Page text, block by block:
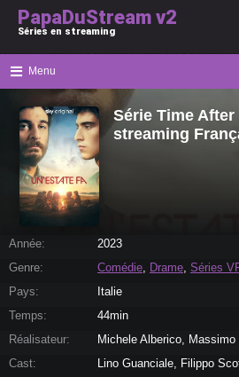
PapaDuStream v2
Séries en streaming
Menu
Série Time After
streaming
Année:
2023
Genre:
Comédie, Drame, Séries
Pays:
Italie
Temps:
44min
Réalisateur:
Michele Alberico, Massimo
Cast:
Lino Guanciale, Filippo